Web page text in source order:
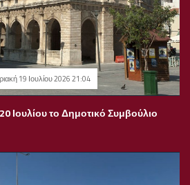
19 Ιουλίου 2026 21:04
Ιουλίου το Δημοτικό Συμβούλιο